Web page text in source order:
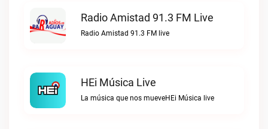
Radio Amistad 91.3 FM Live
Radio Amistad 91.3 FM live
HEi Música Live
La música que nos mueveHEi Música live